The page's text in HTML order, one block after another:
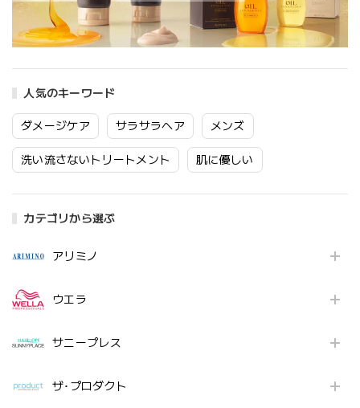
人気のキーワード
ダメージケア サラサラヘア メンズ
洗い流さないトリートメント 肌に優しい
カテゴリから選ぶ
アリミノ
ウエラ
サニープレス
ザ･プロダクト